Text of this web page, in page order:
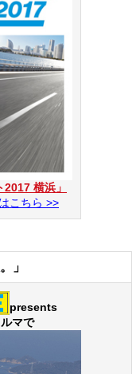
2017 横浜」
こちら >>
」
presents
マで